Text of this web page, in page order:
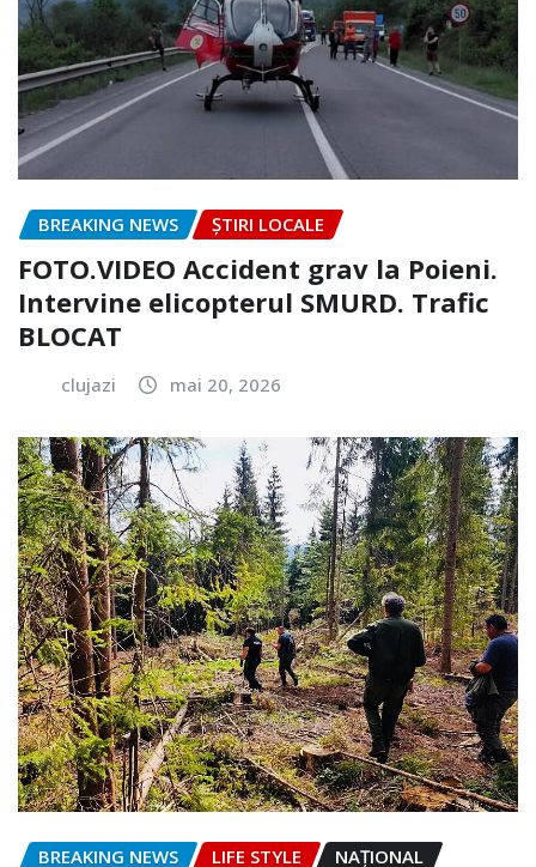
BREAKING NEWS ȘTIRI LOCALE
FOTO.VIDEO Accident grav la Poieni.
Intervine elicopterul SMURD. Trafic
BLOCAT
clujazi mai 20, 2026
BREAKING NEWS LIFE STYLE NAŢIONAL